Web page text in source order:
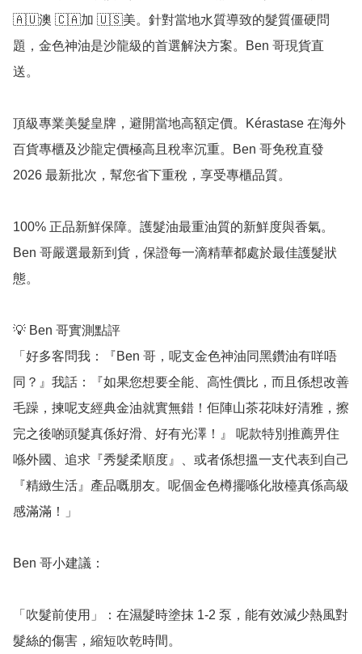
🇦🇺澳 🇨🇦加 🇺🇸美。針對當地水質導致的髮質僵硬問
題，金色神油是沙龍級的首選解決方案。Ben 哥現貨直
送。
頂級專業美髮皇牌，避開當地高額定價。Kérastase 在海外
百貨專櫃及沙龍定價極高且稅率沉重。Ben 哥免稅直發
2026 最新批次，幫您省下重稅，享受專櫃品質。
100% 正品新鮮保障。護髮油最重油質的新鮮度與香氣。
Ben 哥嚴選最新到貨，保證每一滴精華都處於最佳護髮狀
態。
💡 Ben 哥實測點評
「好多客問我：『Ben 哥，呢支金色神油同黑鑽油有咩唔
同？』我話：『如果您想要全能、高性價比，而且係想改善
毛躁，揀呢支經典金油就實無錯！佢陣山茶花味好清雅，擦
完之後啲頭髮真係好滑、好有光澤！』 呢款特別推薦畀住
喺外國、追求『秀髮柔順度』、或者係想搵一支代表到自己
『精緻生活』產品嘅朋友。呢個金色樽擺喺化妝檯真係高級
感滿滿！」
Ben 哥小建議：
「吹髮前使用」：在濕髮時塗抹 1-2 泵，能有效減少熱風對
髮絲的傷害，縮短吹乾時間。